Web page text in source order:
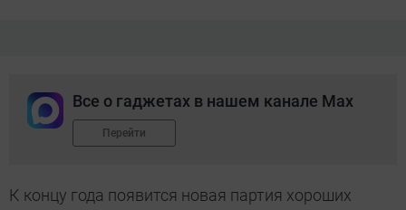
Все о гаджетах в нашем канале Max
Перейти
К концу года появится новая партия хороших